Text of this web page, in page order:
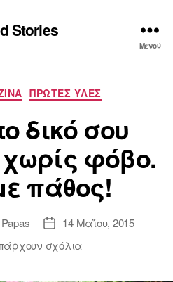
Stories
Μενού
Κατηγορίες
ΠΡΩΤΕΣ ΥΛΕΣ
δικό σου
φόβο.
πάθος!
Ημ.
δημοσίευσης
14 Μαΐου, 2015
σχόλια